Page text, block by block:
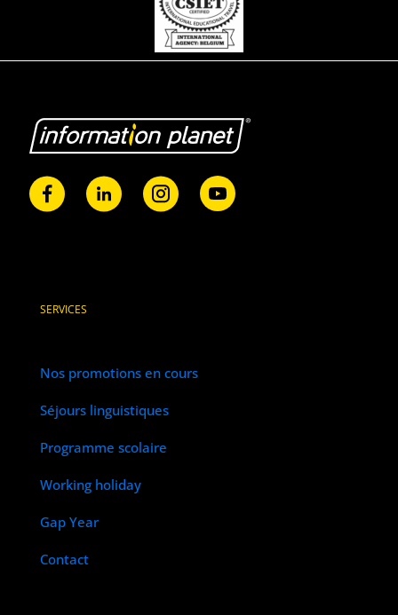
SERVICES
Nos promotions en cours
Séjours linguistiques
Programme scolaire
Working holiday
Gap Year
Contact